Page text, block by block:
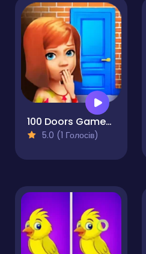
100 Doors Games: Escape from School
5.0 (1 Голосів)